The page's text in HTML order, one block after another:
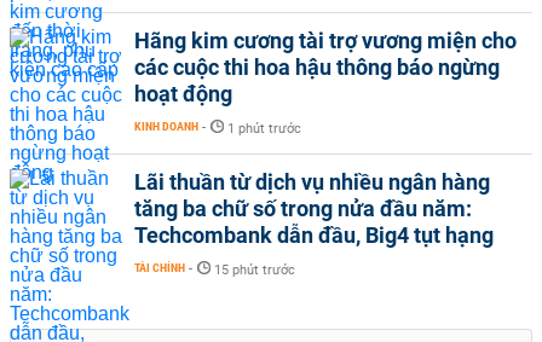
Hãng kim cương tài trợ vương miện cho
các cuộc thi hoa hậu thông báo ngừng
hoạt động
KINH DOANH - 1 phút trước
Lãi thuần từ dịch vụ nhiều ngân hàng
tăng ba chữ số trong nửa đầu năm:
Techcombank dẫn đầu, Big4 tụt hạng
TÀI CHÍNH - 15 phút trước